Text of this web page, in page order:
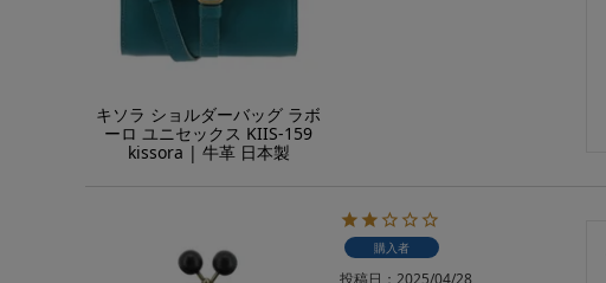
キソラ ショルダーバッグ ラボ
ーロ ユニセックス KIIS-159
kissora | 牛革 日本製
購入者
投稿日 2025/04/28